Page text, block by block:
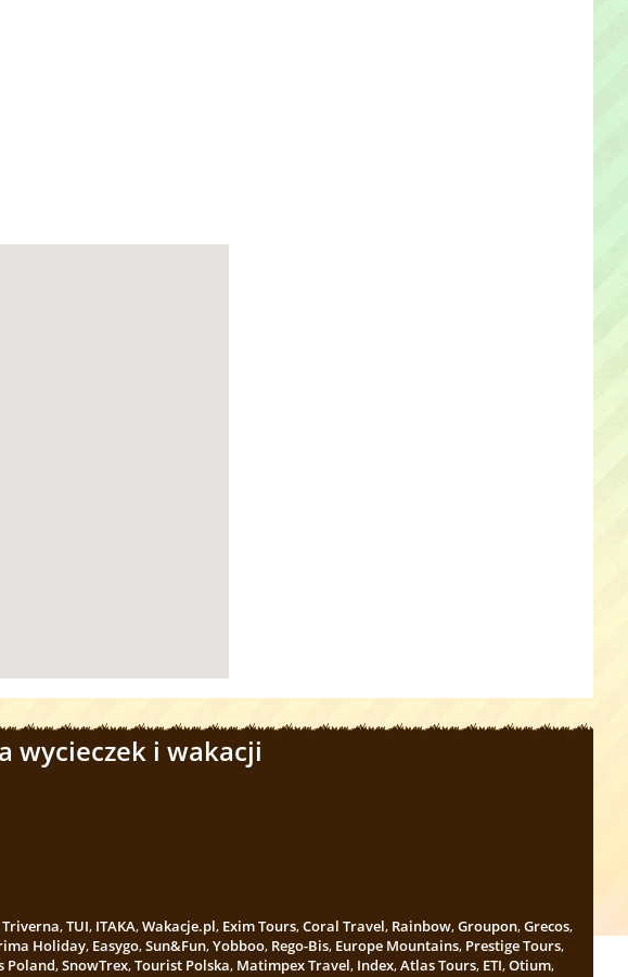
wycieczek i wakacji
Triverna,TUI, ITAKA,Wakacje.pl, Exim Tours,Coral Travel, Rainbow,Groupon,Grecos,
Holiday, Easygo,Sun&Fun,Yobboo, Rego-Bis, Europe Mountains, Prestige Tours,
Poland,SnowTrex,Tourist Polska, Matimpex Travel, Index,Atlas Tours, ETI,Otium,